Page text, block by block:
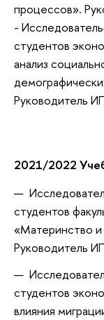
процессов».
-
студентов
анализ
Руководитель
2021/2022
студентов
«Материнство и
Руководитель
студентов
влияния